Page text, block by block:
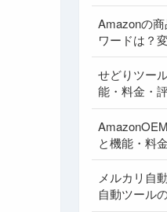
Amazonの
ワードは？
せどりツー
能・料金・
と機能・料
メルカリ自
自動ツール